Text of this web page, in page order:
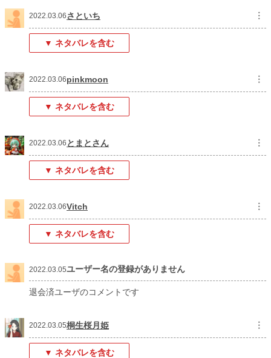
2022.03.06さといち ︙
▼ ネタバレを含む
2022.03.06pinkmoon ︙
▼ ネタバレを含む
2022.03.06 とまとさん ︙
▼ ネタバレを含む
2022.03.06Vitch ︙
▼ ネタバレを含む
2022.03.05ユーザー名の登録がありません
退会済ユーザのコメントです
2022.03.05桐生桜月姫 ︙
▼ ネタバレを含む